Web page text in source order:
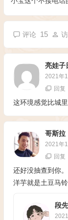
评论 15
亮娃子
2021年
回复
这环境感觉比城
哥斯拉
2021年
回复
还好没抽查到你。
洋芋就是土豆马
段